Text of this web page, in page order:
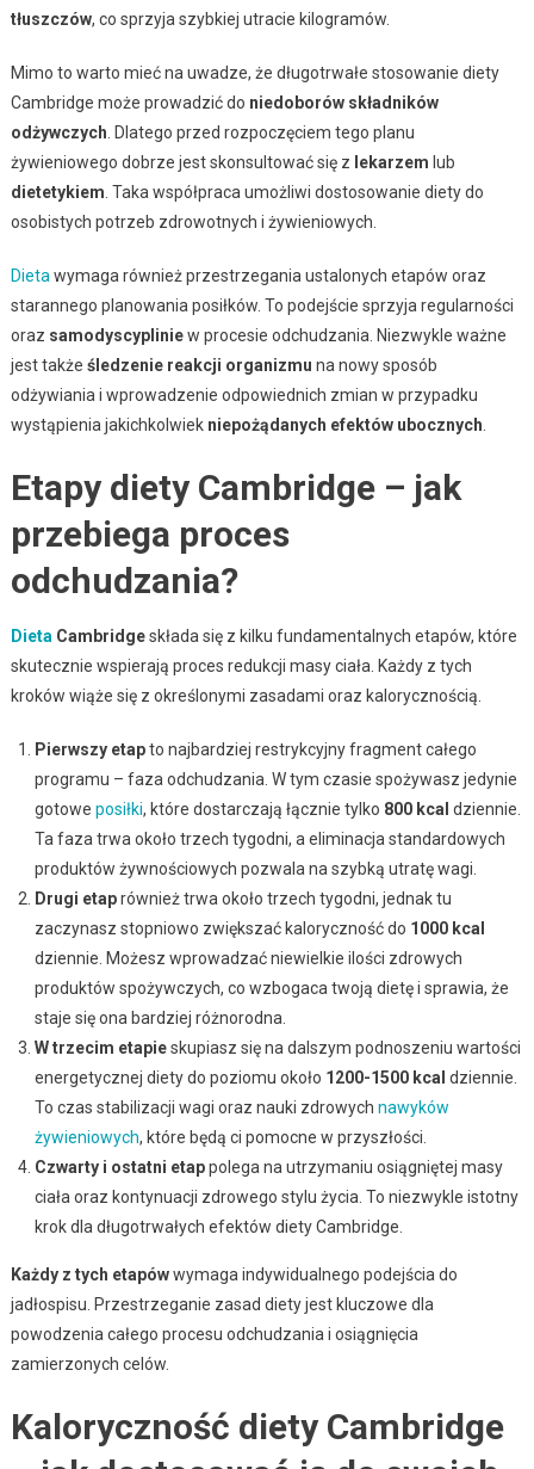
tłuszczów, co sprzyja szybkiej utracie kilogramów.
Mimo to warto mieć na uwadze, że długotrwałe stosowanie diety
Cambridge może prowadzić do niedoborów składników
odżywczych . Dlatego przed rozpoczęciem tego planu
żywieniowego dobrze jest skonsultować się z lekarzem lub
dietetykiem . Taka współpraca umożliwi dostosowanie diety do
osobistych potrzeb zdrowotnych i żywieniowych.
Dieta wymaga również przestrzegania ustalonych etapów oraz
starannego planowania posiłków. To podejście sprzyja regularności
oraz samodyscypliniew procesie odchudzania. Niezwykle ważne
jest także śledzenie reakcji organizmu na nowy sposób
odżywiania i wprowadzenie odpowiednich zmian w przypadku
wystąpienia jakichkolwiek niepożądanych efektów ubocznych
Etapy diety Cambridge – jak
przebiega proces
odchudzania?
Dieta Cambridgeskłada się z kilku fundamentalnych etapów, które
skutecznie wspierają proces redukcji masy ciała. Każdy z tych
kroków wiąże się z określonymi zasadami oraz kalorycznością.
Pierwszy etapto najbardziej restrykcyjny fragment całego
programu – faza odchudzania. W tym czasie spożywasz jedynie
gotowe posiłki, które dostarczają łącznie tylko 800 kcal dziennie.
Ta faza trwa około trzech tygodni, a eliminacja standardowych
produktów żywnościowych pozwala na szybką utratę wagi.
Drugi etaprównież trwa około trzech tygodni, jednak tu
zaczynasz stopniowo zwiększać kaloryczność do 1000 kcal
dziennie. Możesz wprowadzać niewielkie ilości zdrowych
produktów spożywczych, co wzbogaca twoją dietę i sprawia, że
staje się ona bardziej różnorodna.
W trzecim etapieskupiasz się na dalszym podnoszeniu wartości
energetycznej diety do poziomu około 1200-1500 kcal dziennie.
To czas stabilizacji wagi oraz nauki zdrowych nawyków
żywieniowych, które będą ci pomocne w przyszłości.
Czwarty i ostatni etappolega na utrzymaniu osiągniętej masy
ciała oraz kontynuacji zdrowego stylu życia. To niezwykle istotny
krok dla długotrwałych efektów diety Cambridge.
Każdy z tych etapówwymaga indywidualnego podejścia do
jadłospisu. Przestrzeganie zasad diety jest kluczowe dla
powodzenia całego procesu odchudzania i osiągnięcia
zamierzonych celów.
Kaloryczność diety Cambridge